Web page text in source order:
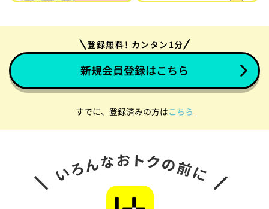
登録無料! カンタン1分
新規会員登録はこちら
すでに、登録済みの方はこちら